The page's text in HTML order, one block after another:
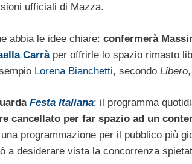
ufficiali di Mazza.
abbia le idee chiare: confermerà
Carràper offrirle lo spazio rimasto
Lorena Bianchetti, secondo Libero
Festa Italiana: il programma
cancellato per far spazio ad un
programmazione per il pubblico più
a desiderare vista la concorrenza